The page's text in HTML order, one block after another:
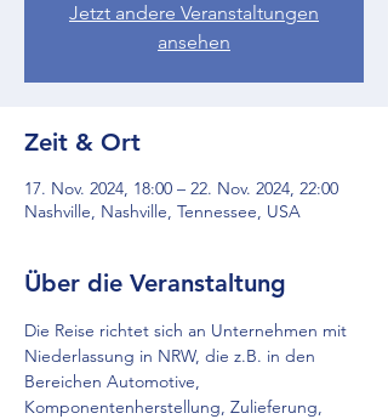
Jetzt andere Veranstaltungen
ansehen
Zeit & Ort
17. Nov. 2024, 18:00 – 22. Nov. 2024, 22:00
Nashville, Nashville, Tennessee, USA
Über die Veranstaltung
Die Reise richtet sich an Unternehmen mit
Niederlassung in NRW, die z.B. in den
Bereichen Automotive,
Komponentenherstellung, Zulieferung,